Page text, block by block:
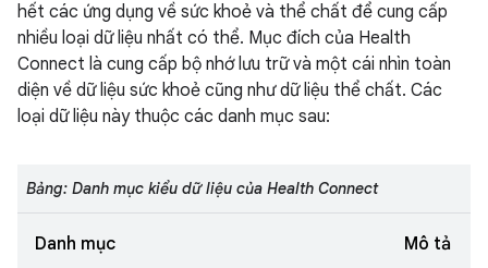
hết các ứng dụng về sức khoẻ và thể chất để cung cấp
nhiều loại dữ liệu nhất có thể. Mục đích của Health
Connect là cung cấp bộ nhớ lưu trữ và một cái nhìn toàn
diện về dữ liệu sức khoẻ cũng như dữ liệu thể chất. Các
loại dữ liệu này thuộc các danh mục sau:
Bảng: Danh mục kiểu dữ liệu của Health Connect
Danh mục Mô tả